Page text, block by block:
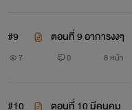
#9 ตอนที่ 9 อาการงงๆ
7 0 8 หน้า
#10 ตอนที่ 10 มีคนคุม